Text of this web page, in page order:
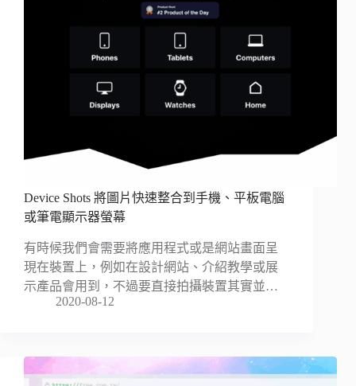
Device Shots 將圖片快速整合到手機、平板電腦
或筆電顯示器螢幕
有時候我們會需要將應用程式或是網站畫面呈
現在裝置上，例如在設計網站、介紹教學或展
示產品會用到，不過要直接拍攝裝置其實並…
2020-08-12